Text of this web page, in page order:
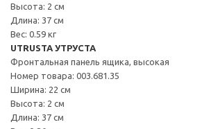
Высота: 2 см
Длина: 37 см
Вес: 0.59 кг
UTRUSTA УТРУСТА
Фронтальная панель ящика, высокая
Номер товара: 003.681.35
Ширина: 22 см
Высота: 2 см
Длина: 37 см